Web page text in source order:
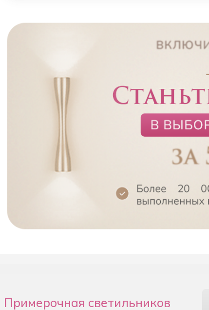
Примерочная светильников